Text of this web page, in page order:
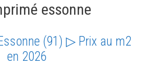
essonne
(91) ▷ Prix au m2
en 2026